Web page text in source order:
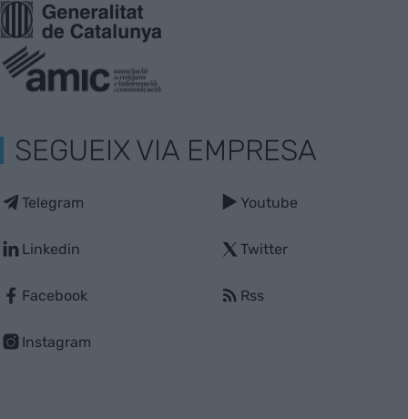
SEGUEIX VIA EMPRESA
Telegram
Linkedin
Facebook
Instagram
Youtube
Twitter
Rss